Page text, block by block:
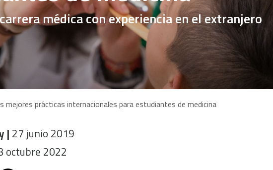
médica con experiencia en el extranjero
mejores prácticas internacionales para estudiantes de medicina
| 27 junio 2019
octubre 2022